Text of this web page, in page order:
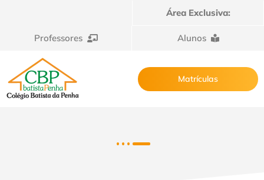
Área Exclusiva:
Professores Alunos
Matrículas